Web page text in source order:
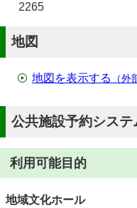
2265
地図
地図を表示する （外
公共施設予約シス
利用可能目的
地域文化ホール